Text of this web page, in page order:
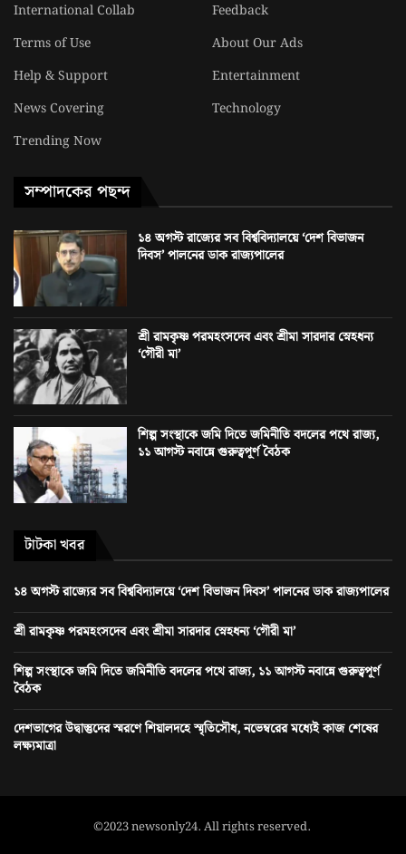
International Collab
Feedback
Terms of Use
About Our Ads
Help & Support
Entertainment
News Covering
Technology
Trending Now
সম্পাদকের পছন্দ
১৪ অগস্ট রাজ্যের সব বিশ্ববিদ্যালয়ে ‘দেশ বিভাজন
দিবস’ পালনের ডাক রাজ্যপালের
শ্রী রামকৃষ্ণ পরমহংসদেব এবং শ্রীমা সারদার স্নেহধন্য
‘গৌরী মা’
শিল্প সংস্থাকে জমি দিতে জমিনীতি বদলের পথে রাজ্য,
১১ আগস্ট নবান্নে গুরুত্বপূর্ণ বৈঠক
টাটকা খবর
১৪ অগস্ট রাজ্যের সব বিশ্ববিদ্যালয়ে ‘দেশ বিভাজন দিবস’ পালনের ডাক রাজ্যপালের
শ্রী রামকৃষ্ণ পরমহংসদেব এবং শ্রীমা সারদার স্নেহধন্য ‘গৌরী মা’
শিল্প সংস্থাকে জমি দিতে জমিনীতি বদলের পথে রাজ্য, ১১ আগস্ট নবান্নে গুরুত্বপূর্ণ
বৈঠক
দেশভাগের উদ্বাস্তুদের স্মরণে শিয়ালদহে স্মৃতিসৌধ, নভেম্বরের মধ্যেই কাজ শেষের
লক্ষ্যমাত্রা
©2023 newsonly24. All rights reserved.